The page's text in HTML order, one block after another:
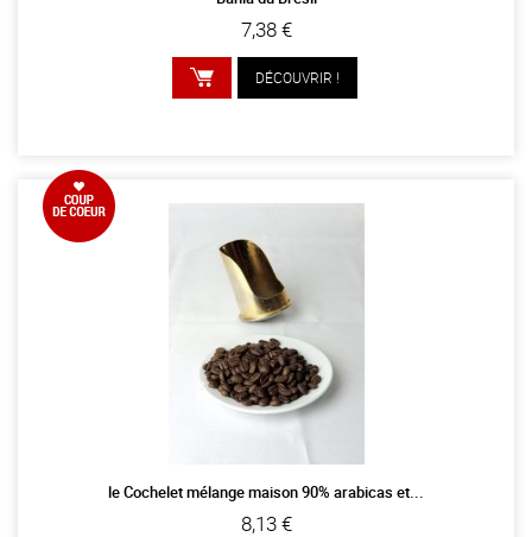
7,38 €
DÉCOUVRIR !
le Cochelet mélange maison 90% arabicas et...
8,13 €